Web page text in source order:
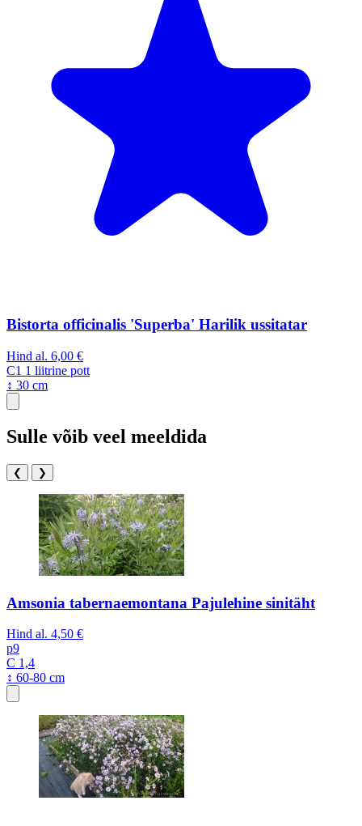
Bistorta officinalis 'Superba' Harilik ussitatar
Hind al. 6,00 €
C1 1 liitrine pott
↕ 30 cm
Sulle võib veel meeldida
❮ ❯
Amsonia tabernaemontana Pajulehine sinitäht
Hind al. 4,50 €
p9
C 1,4
↕ 60-80 cm